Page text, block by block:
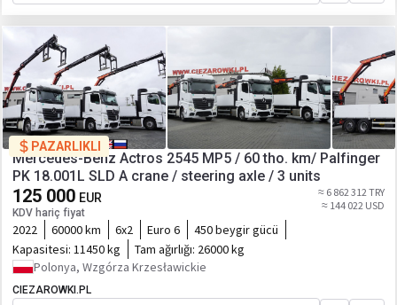
PAZARLIKLI
Mercedes-Benz Actros 2545 MP5 / 60 tho. km/ Palfinger
PK 18.001L SLD A crane / steering axle / 3 units
125 000 EUR
KDV hariç fiyat
≈ 6 862 312 TRY
≈ 144 022 USD
2022 60000 km 6x2 Euro 6
450 beygir gücü
Kapasitesi: 11450 kg Tam ağırlığı: 26000 kg
Polonya, Wzgórza Krzesławickie
CIEZAROWKI.PL